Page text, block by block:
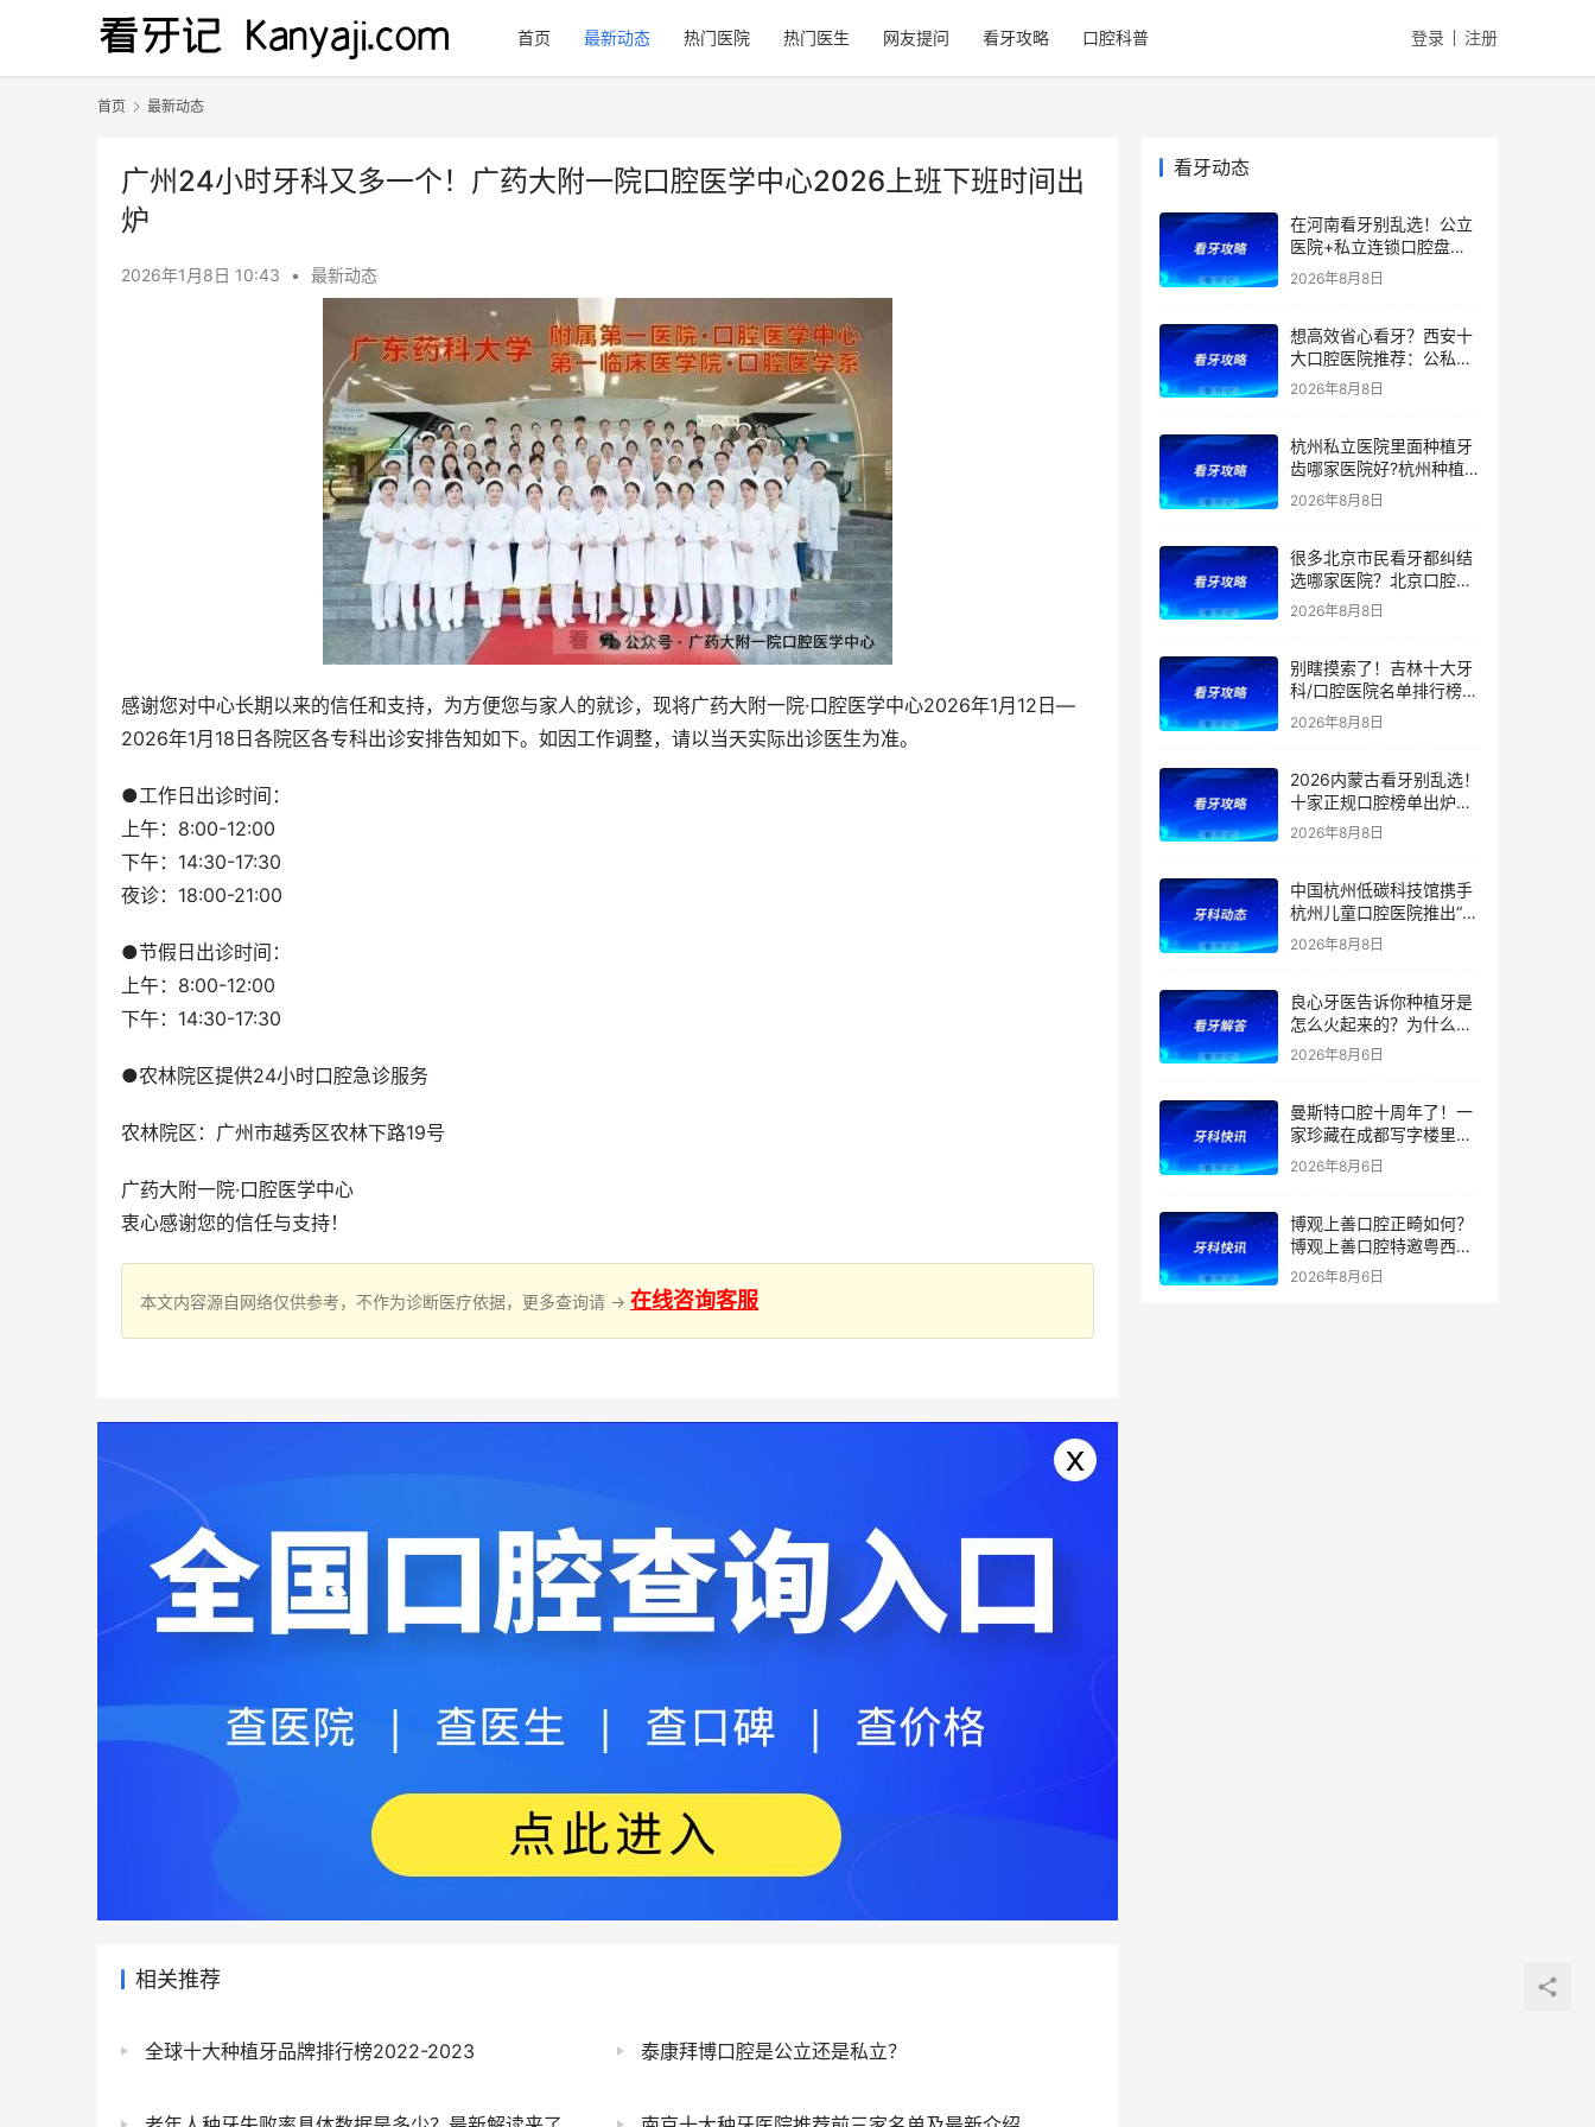
首页 最新动态 热门医院 热门医生 网友提问 看牙攻略 口腔科普 登录 注册
首页 最新动态
广州24小时牙科又多一个！广药大附一院口腔医学中心2026上班下班时间出
炉
2026年1月8日 10:43 • 最新动态
感谢您对中心长期以来的信任和支持，为方便您与家人的就诊，现将广药大附一院·口腔医学中心2026年1月12日—
2026年1月18日各院区各专科出诊安排告知如下。如因工作调整，请以当天实际出诊医生为准。
●工作日出诊时间：
上午：8:00-12:00
下午：14:30-17:30
夜诊：18:00-21:00
●节假日出诊时间：
上午：8:00-12:00
下午：14:30-17:30
●农林院区提供24小时口腔急诊服务
农林院区：广州市越秀区农林下路19号
广药大附一院·口腔医学中心
衷心感谢您的信任与支持！
本文内容源自网络仅供参考，不作为诊断医疗依据，更多查询请 → 在线咨询客服
相关推荐
全球十大种植牙品牌排行榜2022-2023 泰康拜博口腔是公立还是私立？
看牙动态
在河南看牙别乱选！公立
医院+私立连锁口腔盘
点，医院优势、擅长项目
一文全讲清！种植牙、矫
避坑收好！附价格表
2026年8月8日
想高效省心看牙？西安十
大口腔医院推荐：公私立
综合实力测评，精准匹配
齿项目价格参考
2026年8月8日
杭州私立医院里面种植牙
齿哪家医院好?杭州种植
牙齿多少钱一颗?杭州种
植牙哪个医生好?
2026年8月8日
很多北京市民看牙都纠结
选哪家医院？北京口腔医
院前五排名出炉！看牙首
2026年8月8日
别瞎摸索了！吉林十大牙
科/口腔医院名单排行榜！
（多家公立私立医院上
榜）！含2026年【最新
面/种植牙价格表！
2026年8月8日
2026内蒙古看牙别乱选！
十家正规口腔榜单出炉：
公立/私立全覆盖，官方支
矫正、种植牙价格
2026年8月8日
中国杭州低碳科技馆携手
杭州儿童口腔医院推出“我
是小小牙医”职业体验课
2026年8月8日
良心牙医告诉你种植牙是
怎么火起来的？为什么替
代了假牙？
2026年8月6日
曼斯特口腔十周年了！一
家珍藏在成都写字楼里的
技术店
2026年8月6日
博观上善口腔正畸如何？
博观上善口腔特邀粤西正
畸学科带头人兰青教授亲
2026年8月6日